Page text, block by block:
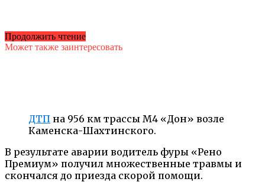
ДТП на 956 км трассы М4 «Дон» возле
Каменска-Шахтинского.
В результате аварии водитель фуры «Рено
Премиум» получил множественные травмы и
скончался до приезда скорой помощи.
Продолжить чтение
Может также заинтересовать